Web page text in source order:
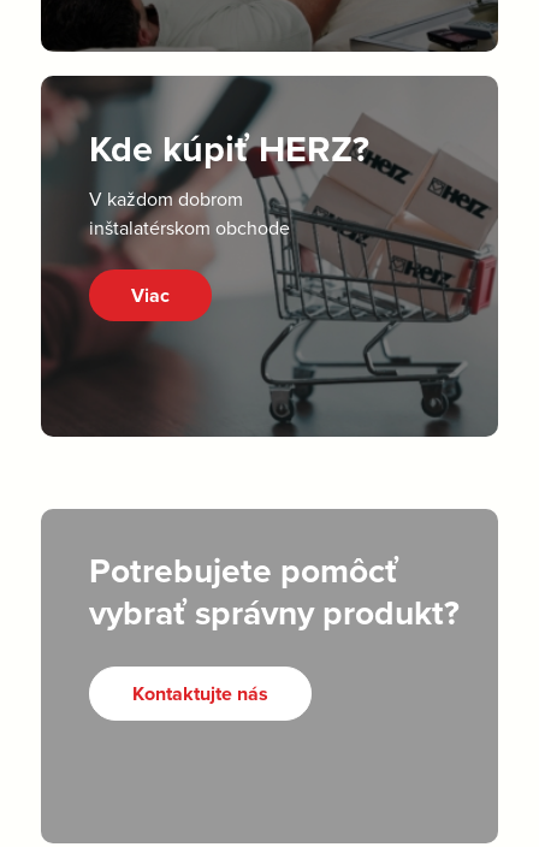
Kde kúpiť HERZ?
V každom dobrom
inštalatérskom obchode
Viac
Potrebujete pomôcť
vybrať správny produkt?
Kontaktujte nás